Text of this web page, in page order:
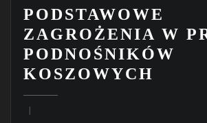
PODSTAWOWE
ZAGROŻENIA W
PODNOŚNIKÓW
KOSZOWYCH